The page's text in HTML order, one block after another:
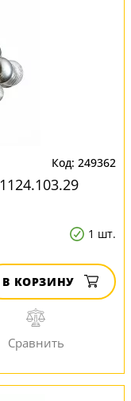
249362
1 шт.
В КОРЗИНУ